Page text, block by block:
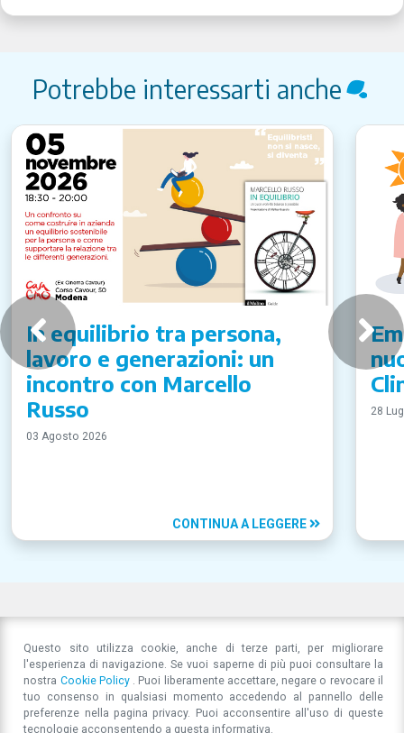
Potrebbe interessarti anche
In equilibrio tra persona,
lavoro e generazioni: un
incontro con Marcello
Russo
03 Agosto 2026
CONTINUA A LEGGERE
28
Questo sito utilizza cookie, anche di terze parti, per migliorare
l'esperienza di navigazione. Se vuoi saperne di più puoi consultare la
nostra Cookie Policy
. Puoi liberamente accettare, negare o revocare il
tuo consenso in qualsiasi momento accedendo al pannello delle
preferenze nella pagina privacy. Puoi acconsentire all'uso di queste
tecnologie acconsentendo a questa informativa.